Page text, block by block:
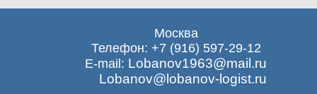
Москва
Телефон: +7 (916) 597-29-12
E-mail: Lobanov1963@mail.ru
Lobanov@lobanov-logist.ru